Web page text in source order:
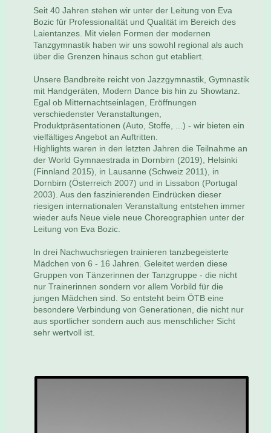
Seit 40 Jahren stehen wir unter der Leitung von Eva
Bozic für Professionalität und Qualität im Bereich des
Laientanzes. Mit vielen Formen der modernen
Tanzgymnastik haben wir uns sowohl regional als auch
über die Grenzen hinaus schon gut etabliert.
Unsere Bandbreite reicht von Jazzgymnastik, Gymnastik
mit Handgeräten, Modern Dance bis hin zu Showtanz.
Egal ob Mitternachtseinlagen, Eröffnungen
verschiedenster Veranstaltungen,
Produktpräsentationen (Auto, Stoffe, ...) - wir bieten ein
vielfältiges Angebot an Auftritten.
Highlights waren in den letzten Jahren die Teilnahme an
der World Gymnaestrada in Dornbirn (2019), Helsinki
(Finnland 2015), in Lausanne (Schweiz 2011), in
Dornbirn (Österreich 2007) und in Lissabon (Portugal
2003). Aus den faszinierenden Eindrücken dieser
riesigen internationalen Veranstaltung entstehen immer
wieder aufs Neue viele neue Choreographien unter der
Leitung von Eva Bozic.
In drei Nachwuchsriegen trainieren tanzbegeisterte
Mädchen von 6 - 16 Jahren. Geleitet werden diese
Gruppen von Tänzerinnen der Tanzgruppe - die nicht
nur Trainerinnen sondern vor allem Vorbild für die
jungen Mädchen sind. So entsteht beim ÖTB eine
besondere Verbindung von Generationen, die nicht nur
aus sportlicher sondern auch aus menschlicher Sicht
sehr wertvoll ist.